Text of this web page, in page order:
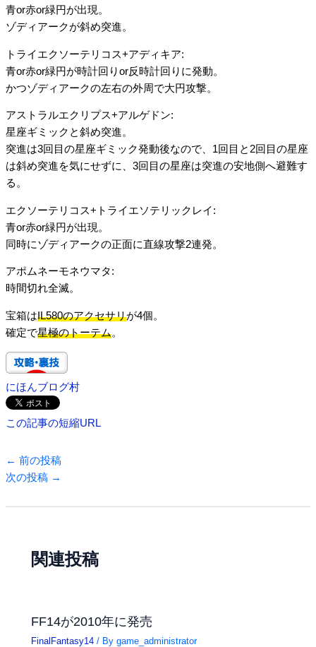
青or赤or緑円が出現。
ゾディアークが斜め突進。
トライエクソーテリコス+アディキア:
青or赤or緑円が時計回りor反時計回りに発動。
かつゾディアークの左右の外周で大円攻撃。
アストラルエクリプス+アルゲドン:
星座ギミックと斜め突進。
突進は3回目の星座ギミック発動後なので、1回目と2回目の星座
は斜め突進を気にせずに、3回目の星座は突進の安地側へ避難す
る。
エクソーテリコス+トライエソテリックレイ:
青or赤or緑円が出現。
同時にゾディアークの正面に直線攻撃2連発。
アポムネーモネウマタ:
時間切れ全滅。
宝箱はIL580のアクセサリが4個。
確定で星極のトーテム。
にほんブログ村
この記事の短縮URL
← 前の投稿
次の投稿 →
関連投稿
FF14が2010年に発売
FinalFantasy14 / Bygame_administrator